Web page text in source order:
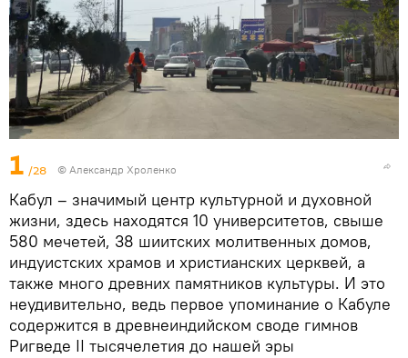
1 /28 © Александр Хроленко
Кабул – значимый центр культурной и духовной
жизни, здесь находятся 10 университетов, свыше
580 мечетей, 38 шиитских молитвенных домов,
индуистских храмов и христианских церквей, а
также много древних памятников культуры. И это
неудивительно, ведь первое упоминание о Кабуле
содержится в древнеиндийском своде гимнов
Ригведе II тысячелетия до нашей эры